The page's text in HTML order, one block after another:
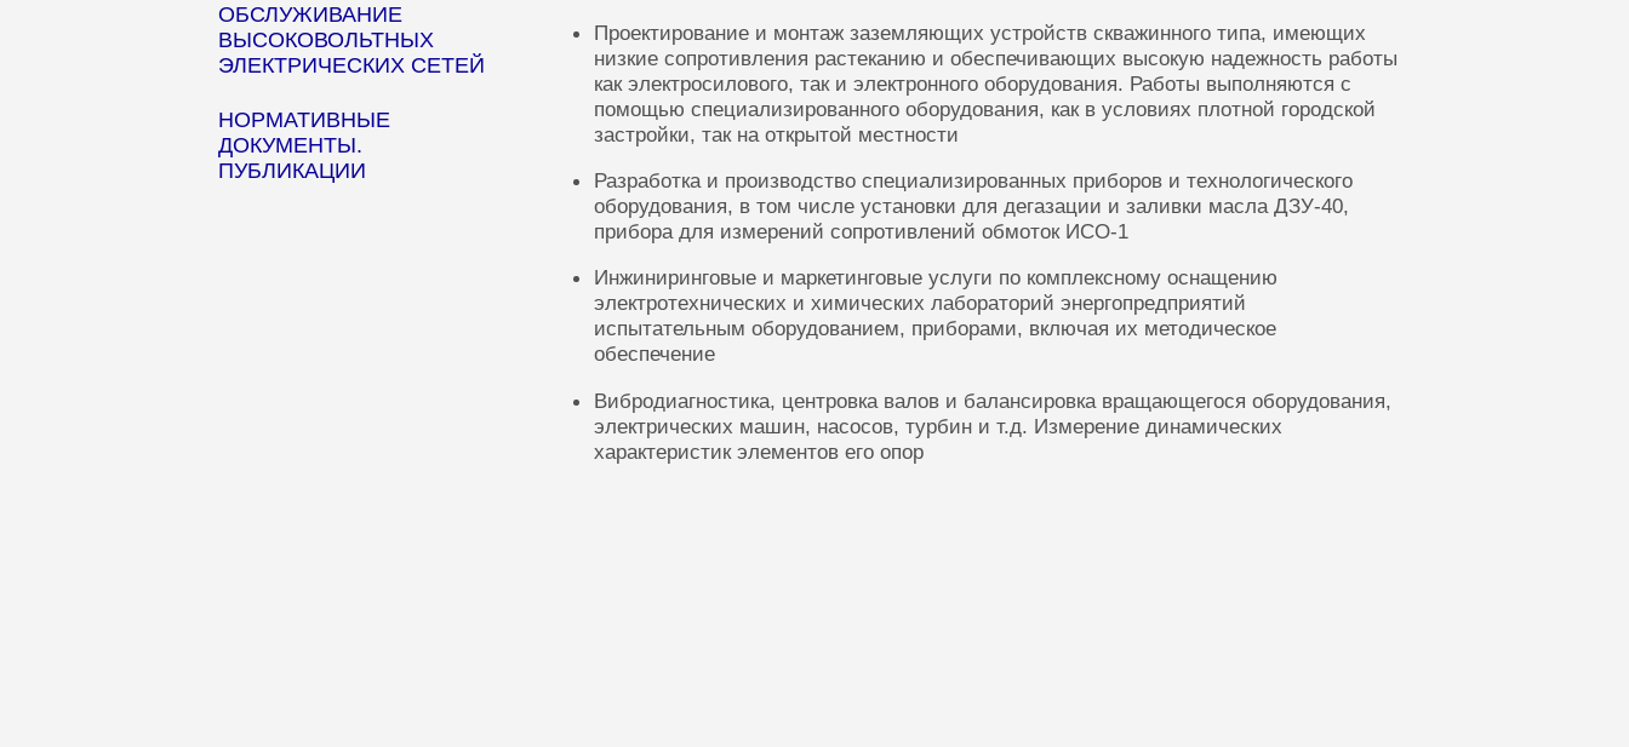
ОБСЛУЖИВАНИЕ
ВЫСОКОВОЛЬТНЫХ
ЭЛЕКТРИЧЕСКИХ СЕТЕЙ
НОРМАТИВНЫЕ
ДОКУМЕНТЫ.
ПУБЛИКАЦИИ
Проектирование и монтаж заземляющих устройств скважинного типа, имеющих
низкие сопротивления растеканию и обеспечивающих высокую надежность работы
как электросилового, так и электронного оборудования. Работы выполняются с
помощью специализированного оборудования, как в условиях плотной городской
застройки, так на открытой местности
Разработка и производство специализированных приборов и технологического
оборудования, в том числе установки для дегазации и заливки масла ДЗУ-40,
прибора для измерений сопротивлений обмоток ИСО-1
Инжиниринговые и маркетинговые услуги по комплексному оснащению
электротехнических и химических лабораторий энергопредприятий
испытательным оборудованием, приборами, включая их методическое
обеспечение
Вибродиагностика, центровка валов и балансировка вращающегося оборудования,
электрических машин, насосов, турбин и т.д. Измерение динамических
характеристик элементов его опор